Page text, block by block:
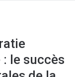
le succès